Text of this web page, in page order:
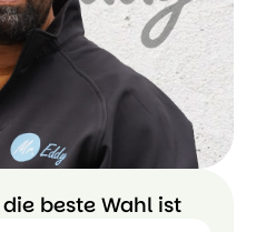
beste Wahl ist